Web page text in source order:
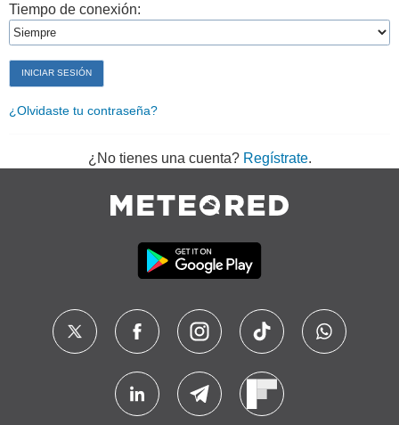
Tiempo de conexión:
¿Olvidaste tu contraseña?
¿No tienes una cuenta? Regístrate.